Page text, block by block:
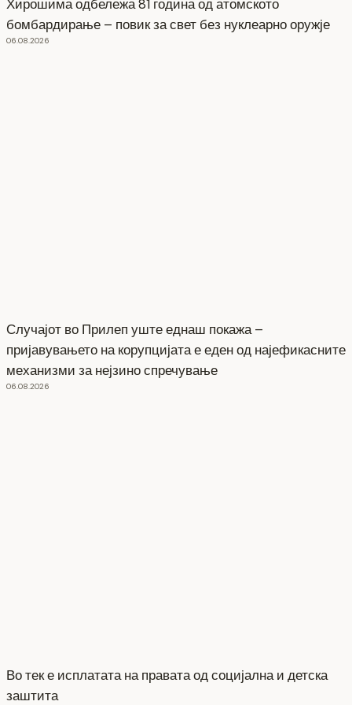
Хирошима одбележа 81 година од атомското
бомбардирање – повик за свет без нуклеарно оружје
06.08.2026
Случајот во Прилеп уште еднаш покажа –
пријавувањето на корупцијата е еден од најефикасните
механизми за нејзино спречување
06.08.2026
Во тек е исплатата на правата од социјална и детска
заштита